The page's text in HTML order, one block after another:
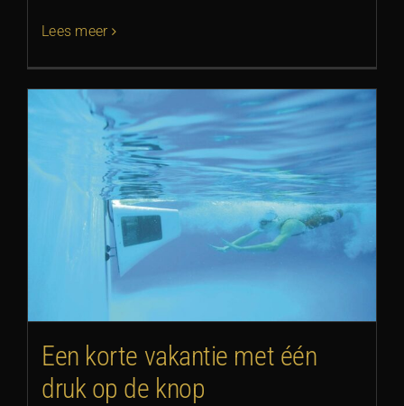
Lees meer
Een korte vakantie met één
druk op de knop